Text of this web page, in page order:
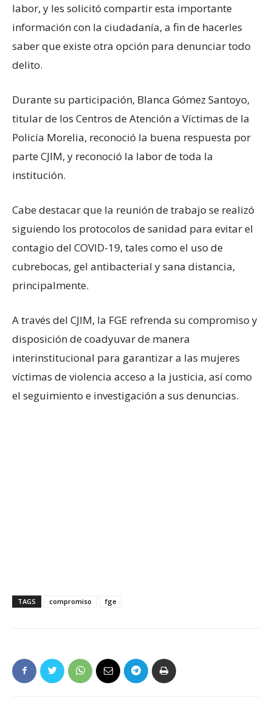
labor, y les solicitó compartir esta importante
información con la ciudadanía, a fin de hacerles
saber que existe otra opción para denunciar todo
delito.
Durante su participación, Blanca Gómez Santoyo,
titular de los Centros de Atención a Víctimas de la
Policía Morelia, reconoció la buena respuesta por
parte CJIM, y reconoció la labor de toda la
institución.
Cabe destacar que la reunión de trabajo se realizó
siguiendo los protocolos de sanidad para evitar el
contagio del COVID-19, tales como el uso de
cubrebocas, gel antibacterial y sana distancia,
principalmente.
A través del CJIM, la FGE refrenda su compromiso y
disposición de coadyuvar de manera
interinstitucional para garantizar a las mujeres
víctimas de violencia acceso a la justicia, así como
el seguimiento e investigación a sus denuncias.
TAGS compromiso fge